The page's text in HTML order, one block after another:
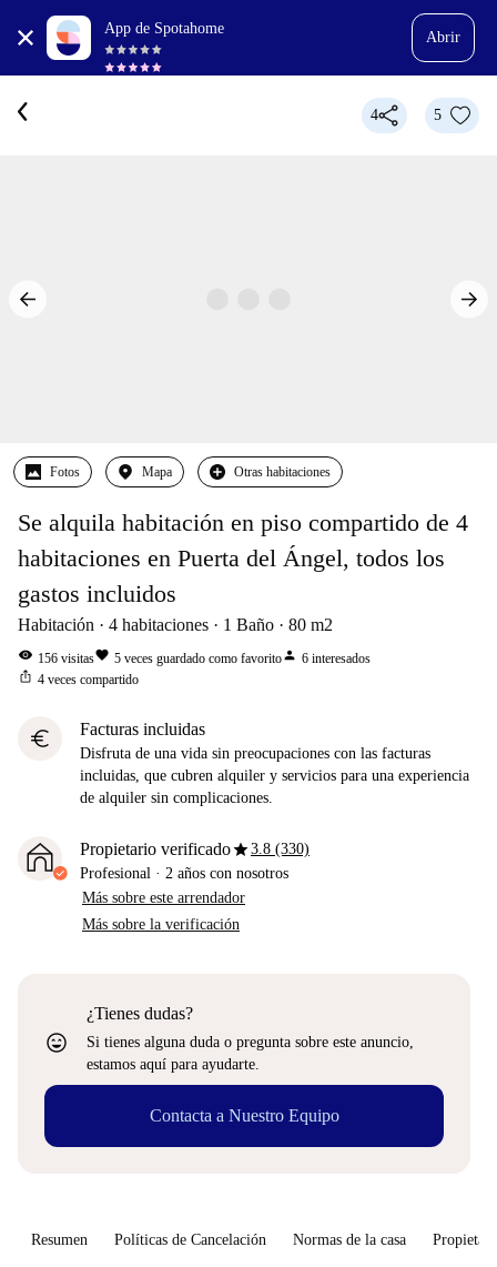
App de Spotahome
Abrir
4 5
Fotos Mapa Otras habitaciones
Se alquila habitación en piso compartido de 4
habitaciones en Puerta del Ángel, todos los
gastos incluidos
Habitación 4 habitaciones 1 Baño 80 m2
visibility 156 visitasfavorite 5 veces guardado como favoritoperson 6 interesados
ios_share 4 veces compartido
euro Facturas incluidas
Disfruta de una vida sin preocupaciones con las facturas
incluidas, que cubren alquiler y servicios para una experiencia
de alquiler sin complicaciones.
Propietario verificadostar3.8 (330)
Profesional · 2 años con nosotros
Más sobre este arrendador
Más sobre la verificación
sentiment_very_satisfied
¿Tienes dudas?
Si tienes alguna duda o pregunta sobre este anuncio,
estamos aquí para ayudarte.
Contacta a Nuestro Equipo
Resumen Políticas de Cancelación Normas de la casa